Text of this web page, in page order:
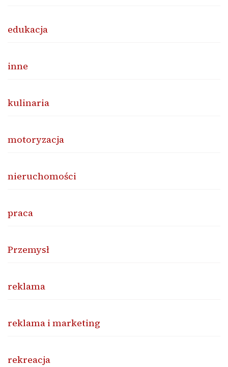
edukacja
inne
kulinaria
motoryzacja
nieruchomości
praca
Przemysł
reklama
reklama i marketing
rekreacja